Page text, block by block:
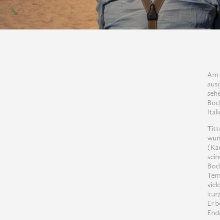
Am
Er